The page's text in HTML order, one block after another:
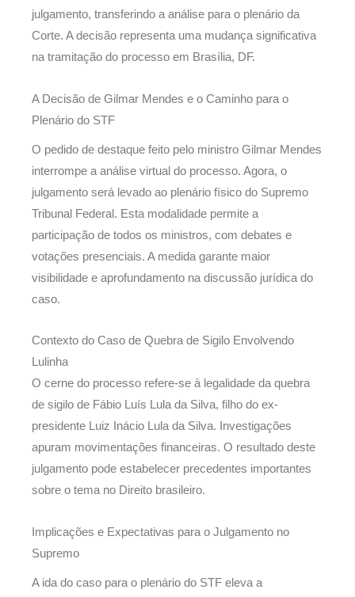
julgamento, transferindo a análise para o plenário da
Corte. A decisão representa uma mudança significativa
na tramitação do processo em Brasília, DF.
A Decisão de Gilmar Mendes e o Caminho para o
Plenário do STF
O pedido de destaque feito pelo ministro Gilmar Mendes
interrompe a análise virtual do processo. Agora, o
julgamento será levado ao plenário físico do Supremo
Tribunal Federal. Esta modalidade permite a
participação de todos os ministros, com debates e
votações presenciais. A medida garante maior
visibilidade e aprofundamento na discussão jurídica do
caso.
Contexto do Caso de Quebra de Sigilo Envolvendo
Lulinha
O cerne do processo refere-se à legalidade da quebra
de sigilo de Fábio Luís Lula da Silva, filho do ex-
presidente Luiz Inácio Lula da Silva. Investigações
apuram movimentações financeiras. O resultado deste
julgamento pode estabelecer precedentes importantes
sobre o tema no Direito brasileiro.
Implicações e Expectativas para o Julgamento no
Supremo
A ida do caso para o plenário do STF eleva a